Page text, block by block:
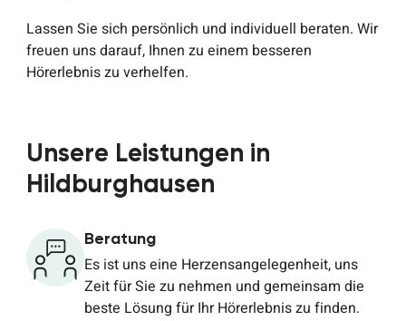
Lassen Sie sich persönlich und individuell beraten. Wir
freuen uns darauf, Ihnen zu einem besseren
Hörerlebnis zu verhelfen.
Unsere Leistungen in
Hildburghausen
Beratung
Es ist uns eine Herzensangelegenheit, uns
Zeit für Sie zu nehmen und gemeinsam die
beste Lösung für Ihr Hörerlebnis zu finden.